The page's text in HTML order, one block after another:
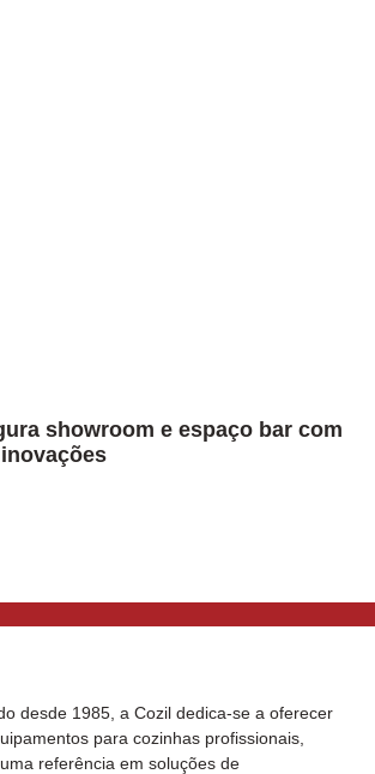
showroom e espaço bar com
desde 1985, a Cozil dedica-se a oferecer
para cozinhas profissionais,
referência em soluções de